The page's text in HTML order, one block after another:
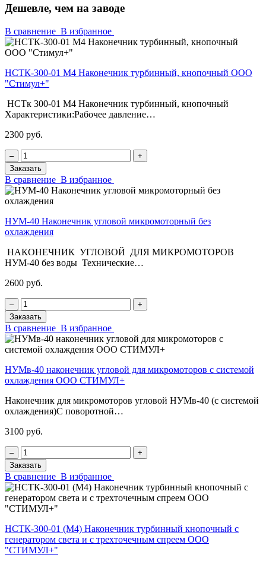
Дешевле, чем на заводе
В сравнение В избранное
НСТК-300-01 М4 Наконечник турбинный, кнопочный ООО
"Стимул+"
НСТк 300-01 М4 Наконечник турбинный, кнопочный
Характеристики:Рабочее давление…
2300 руб.
‒
+
Заказать
В сравнение В избранное
НУМ-40 Наконечник угловой микромоторный без
охлаждения
НАКОНЕЧНИК УГЛОВОЙ ДЛЯ МИКРОМОТОРОВ
НУМ-40 без воды Технические…
2600 руб.
‒
+
Заказать
В сравнение В избранное
НУМв-40 наконечник угловой для микромоторов с системой
охлаждения ООО СТИМУЛ+
Наконечник для микромоторов угловой НУМв-40 (с системой
охлаждения)С поворотной…
3100 руб.
‒
+
Заказать
В сравнение В избранное
НСТК-300-01 (М4) Наконечник турбинный кнопочный с
генератором света и с трехточечным спреем ООО
"СТИМУЛ+"